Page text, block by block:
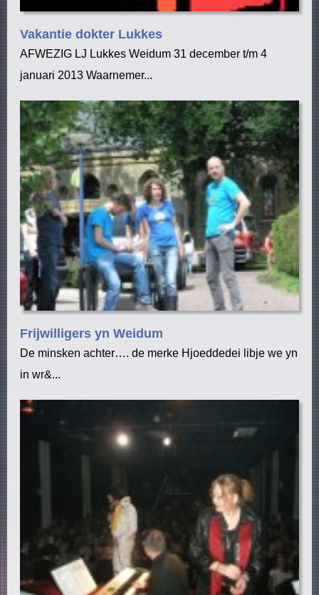
Vakantie dokter Lukkes
AFWEZIG LJ Lukkes Weidum 31 december t/m 4
januari 2013 Waarnemer...
Frijwilligers yn Weidum
De minsken achter…. de merke Hjoeddedei libje we yn
in wr&...